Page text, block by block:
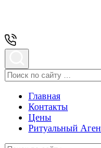
Главная
Контакты
Цены
Ритуальный